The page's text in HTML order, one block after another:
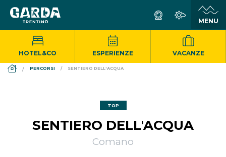
HOTEL&CO ESPERIENZE VACANZE
DS_BREADCRUMB.HOME
PERCORSI SENTIERO DELL'ACQUA
TOP
SENTIERO DELL'ACQUA
Comano